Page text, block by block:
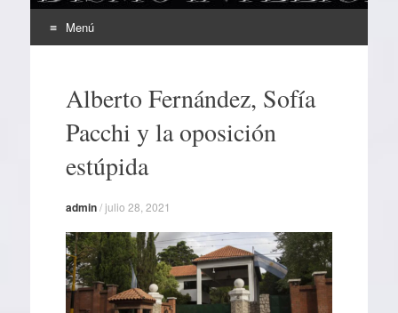
Menú
contenidoAlberto Fernández, Sofía
Pacchi y la oposición
estúpida
admin/julio 28, 2021